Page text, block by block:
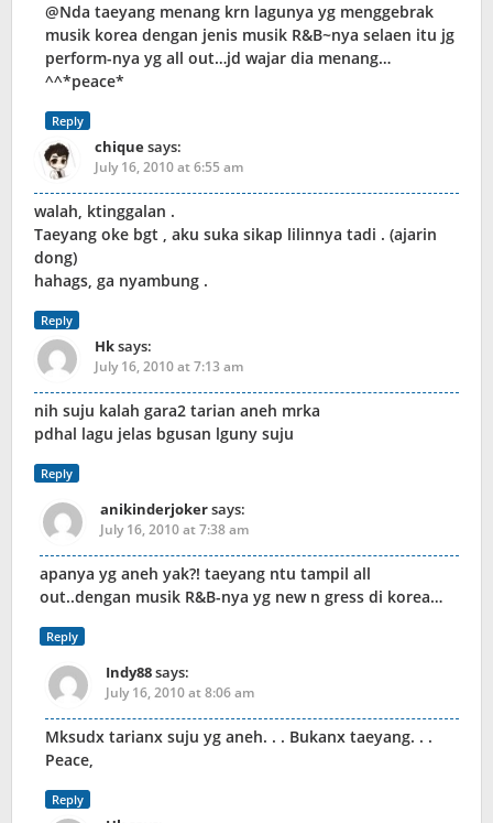
@Nda taeyang menang krn lagunya yg menggebrak
musik korea dengan jenis musik R&B~nya selaen itu jg
perform-nya yg all out…jd wajar dia menang…
^^*peace*
Reply
chiquesays:
July 16, 2010 at 6:55 am
walah, ktinggalan .
Taeyang oke bgt , aku suka sikap lilinnya tadi . (ajarin
dong)
hahags, ga nyambung .
Reply
Hksays:
July 16, 2010 at 7:13 am
nih suju kalah gara2 tarian aneh mrka
pdhal lagu jelas bgusan lguny suju
Reply
anikinderjokersays:
July 16, 2010 at 7:38 am
apanya yg aneh yak?! taeyang ntu tampil all
out..dengan musik R&B-nya yg new n gress di korea…
Reply
Indy88says:
July 16, 2010 at 8:06 am
Mksudx tarianx suju yg aneh. . . Bukanx taeyang. . .
Peace,
Reply